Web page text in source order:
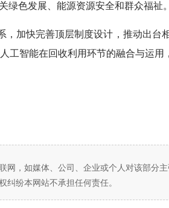
绿色发展、能源资源安全和群众福祉。
加快完善顶层制度设计，推动出台
工智能在回收利用环节的融合与运用
网，如媒体、公司、企业或个人对该部分
纠纷本网站不承担任何责任。